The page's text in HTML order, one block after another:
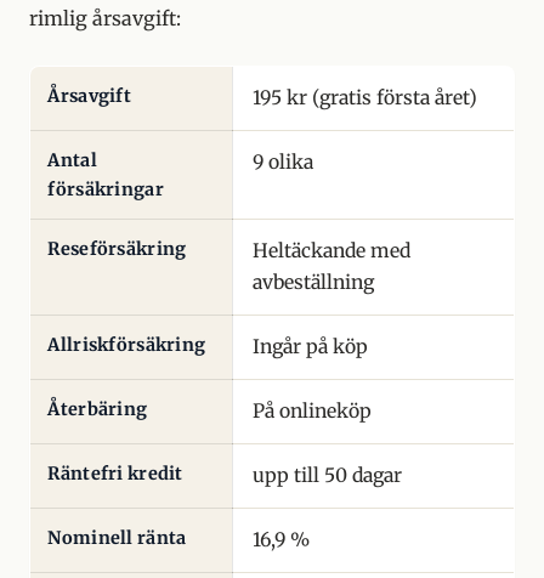
rimlig årsavgift:
Årsavgift 195 kr (gratis första året)
Antal
försäkringar
9 olika
Reseförsäkring
Heltäckande med
avbeställning
Allriskförsäkring Ingår på köp
Återbäring På onlineköp
Räntefri kredit upp till 50 dagar
Nominell ränta 16,9 %